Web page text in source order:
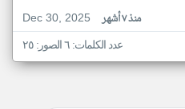
Dec 30, 2025
منذ ٧ أشهر
عدد الكلمات: ٦ الصور: ٢٥